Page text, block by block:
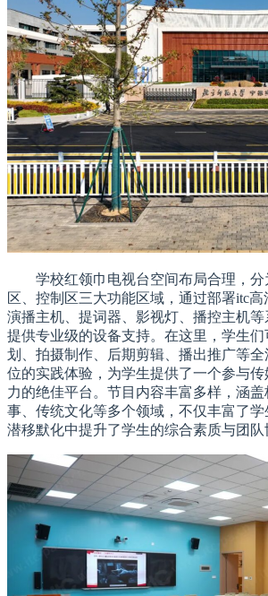
学校红领巾电视台空间布局合理，
区、控制区三大功能区域，通过部署itc
演播主机、提词器、影视灯、播控主机
提供专业级的设备支持。在这里，学生
划、拍摄制作、后期剪辑、播出推广等
位的实践体验，为学生提供了一个参与
力的绝佳平台。节目内容丰富多样，涵
事、传统文化等多个领域，不仅丰富了
潜移默化中提升了学生的综合素质与团队